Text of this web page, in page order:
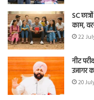
SC
काम,
22
नीट
उजागर
20